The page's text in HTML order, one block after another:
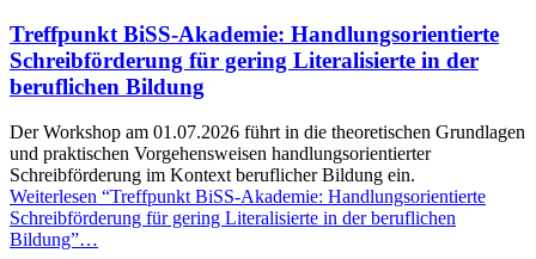
Treffpunkt BiSS-Akademie: Handlungsorientierte
Schreibförderung für gering Literalisierte in der
beruflichen Bildung
Der Workshop am 01.07.2026 führt in die theoretischen Grundlagen
und praktischen Vorgehensweisen handlungsorientierter
Schreibförderung im Kontext beruflicher Bildung ein.
Weiterlesen “Treffpunkt BiSS-Akademie: Handlungsorientierte
Schreibförderung für gering Literalisierte in der beruflichen
Bildung”…